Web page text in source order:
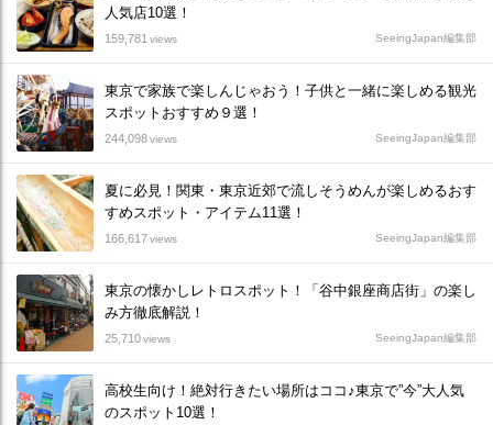
人気店10選！
159,781 views SeeingJapan編集部
東京で家族で楽しんじゃおう！子供と一緒に楽しめる観光
スポットおすすめ９選！
244,098views SeeingJapan編集部
夏に必見！関東・東京近郊で流しそうめんが楽しめるおす
すめスポット・アイテム11選！
166,617views SeeingJapan編集部
東京の懐かしレトロスポット！「谷中銀座商店街」の楽し
み方徹底解説！
25,710views SeeingJapan編集部
高校生向け！絶対行きたい場所はココ♪東京で”今”大人気
のスポット10選！